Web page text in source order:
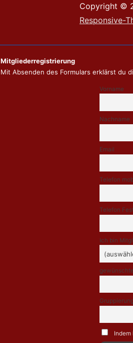
Copyright ©
Responsive-
Mitgliederregistrierung
Mit Absenden des Formulars erklärst du
Vorname
Nachname
Email
Telefon
Telefon
Ich bin
Indem